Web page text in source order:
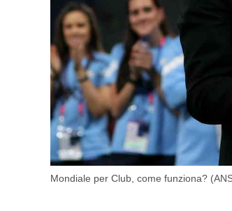
Mondiale per Club, come funziona?